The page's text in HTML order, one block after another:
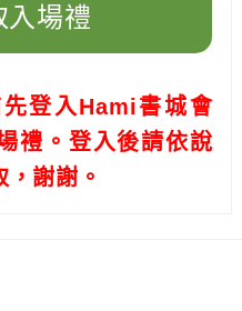
入場禮
登入Hami書城會
禮。登入後請依說
謝謝。